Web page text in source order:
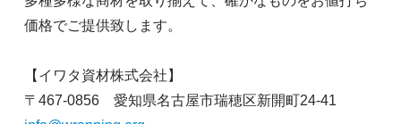
価格でご提供致します。
【イワタ資材株式会社】
〒467-0856 愛知県名古屋市瑞穂区新開町24-41